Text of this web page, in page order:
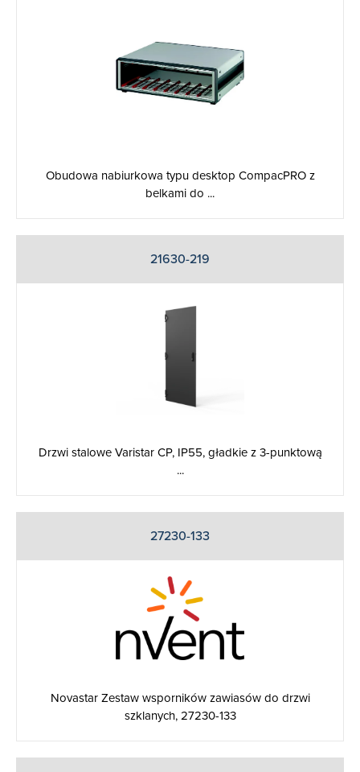
Obudowa nabiurkowa typu desktop CompacPRO z
belkami do ...
21630-219
Drzwi stalowe Varistar CP, IP55, gładkie z 3-punktową
...
27230-133
Novastar Zestaw wsporników zawiasów do drzwi
szklanych, 27230-133